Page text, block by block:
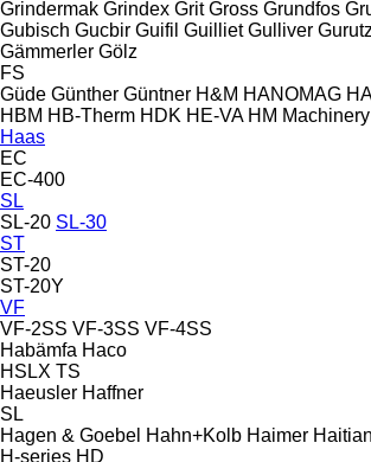
Grindermak Grindex Grit Gross Grundfos
Gubisch Gucbir Guifil Guilliet Gulliver
Gämmerler Gölz
FS
Güde Günther Güntner H&M HANOMAG
HBM HB‑Therm HDK HE-VA HM Machinery
Haas
EC
EC-400
SL
SL-20 SL-30
ST
ST-20
ST-20Y
VF
VF-2SS VF-3SS VF-4SS
Habämfa Haco
HSLX TS
Haeusler Haffner
SL
Hagen & Goebel Hahn+Kolb Haimer Haitian
H-series HD